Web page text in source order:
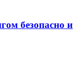
безопасно и